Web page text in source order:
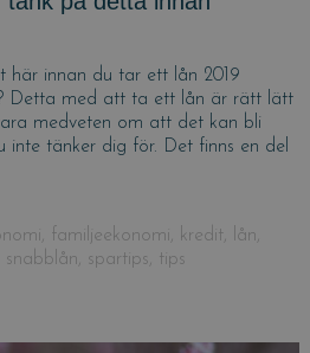
här innan du tar ett lån 2019
Detta med att ta ett lån är rätt lätt
medveten om att det kan bli
inte tänker dig för. Det finns en del
, familjeekonomi, kredit, lån,
snabblån, spartips, tips